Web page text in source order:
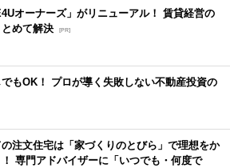
オーナーズ」がリニューアル！ 賃貸経営の
めて解決 [PR]
でもOK！ プロが導く失敗しない不動産投資の
の注文住宅は「家づくりのとびら」で理想をか
！ 専門アドバイザーに「いつでも・何度で